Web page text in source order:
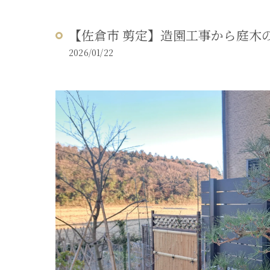
【佐倉市 剪定】造園工事から庭木
2026/01/22